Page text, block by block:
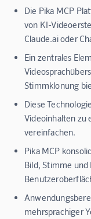
Die Pika MCP
von KI-
Claude.ai oder
Ein zentrales
Stimmklonung
Diese
Videoinhalten zu
vereinfachen.
Pika MCP
Bild, Stimme
mehrsprachiger